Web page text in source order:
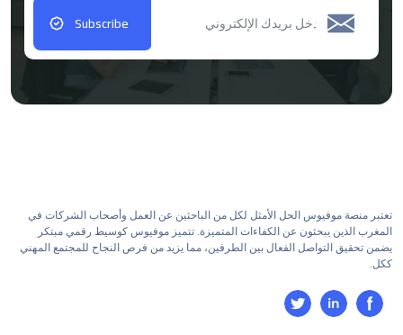
Subscribe
تعتبر منصة موفيوس الحل الأمثل لكل من الباحثين عن العمل وأصحاب الشركات في
المغرب الذين يبحثون عن الكفاءات المتميزة. تتميز موفيوس كوسيط رقمي مبتكر
يضمن تحقيق التواصل الفعال بين الطرفين، مما يزيد من فرص النجاح للمجتمع المهني
ككل.